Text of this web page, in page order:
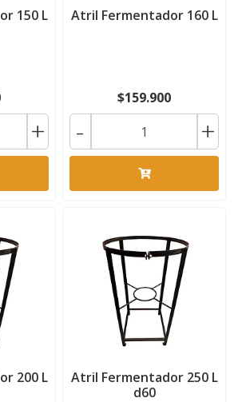
150 L
+
Atril Fermentador 160 L
$159.900
- +
200 L
Atril Fermentador 250 L
d60